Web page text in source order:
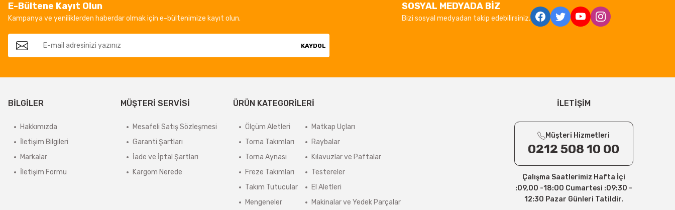
E-Bültene Kayıt Olun
Kampanya ve yeniliklerden haberdar olmak için e-bültenimize kayıt olun.
KAYDOL
SOSYAL MEDYADA BİZ
Bizi sosyal medyadan takip edebilirsiniz.
BİLGİLER
Hakkımızda
İletişim Bilgileri
Markalar
İletişim Formu
MÜŞTERİ SERVİSİ
Mesafeli Satış Sözleşmesi
Garanti Şartları
İade ve İptal Şartları
Kargom Nerede
ÜRÜN KATEGORİLERİ
Ölçüm Aletleri
Torna Takımları
Torna Aynası
Freze Takımları
Takım Tutucular
Mengeneler
Matkap Uçları
Raybalar
Kılavuzlar ve Paftalar
Testereler
El Aletleri
Makinalar ve Yedek Parçalar
İLETİŞİM
Müşteri Hizmetleri
0212 508 10 00
Çalışma Saatlerimiz Hafta İçi
:09,00 -18:00 Cumartesi :09:30 -
12:30 Pazar Günleri Tatildir.